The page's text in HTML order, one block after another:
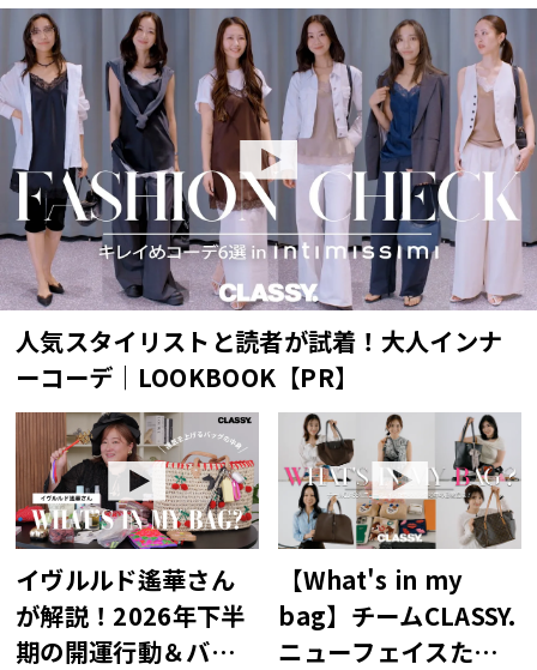
人気スタイリストと読者が試着！大人インナ
ーコーデ｜LOOKBOOK【PR】
イヴルルド遙華さん
が解説！2026年下半
期の開運行動＆バッ
【What's in my
bag】チームCLASSY.
ニューフェイスたち